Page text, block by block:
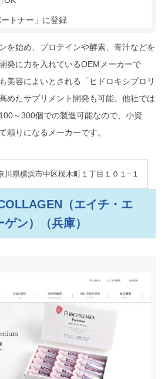
ートナー」に登録
を始め、プロテインや酵素、青汁などを
発に力を入れているOEMメーカーで
美容によいとされる「ヒドロキシプロリ
めたサプリメント開発も可能。他社では
～300個での製造可能なので、小資
頼りになるメーカーです。
川県横浜市中区桜木町１丁目１０１−１
（エイチ・エ
ン）（兵庫）